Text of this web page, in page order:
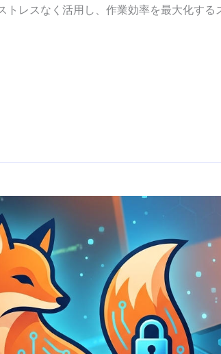
トレスなく活用し、作業効率を最大化する